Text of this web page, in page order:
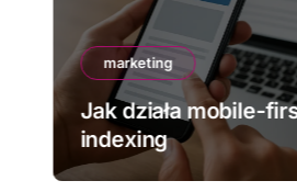
marketing
Jak działa mobile-
indexing